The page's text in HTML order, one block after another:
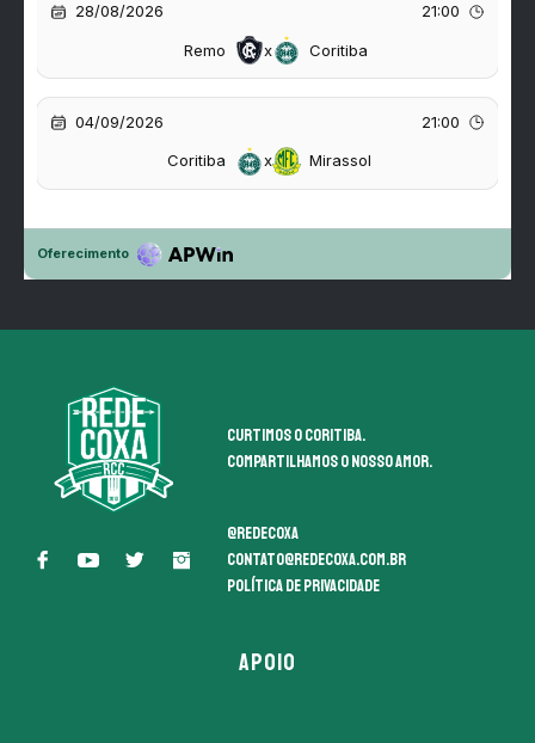
Curtimos o coritiba.
Compartilhamos o nosso amor.
@redecoxa
contato@redecoxa.com.br
Política de Privacidade
APOIO